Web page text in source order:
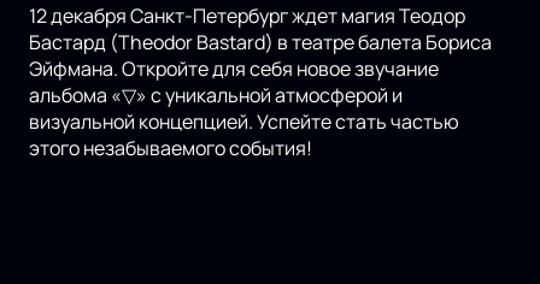
12 декабря Санкт-Петербург ждет магия Теодор
Бастард (Theodor Bastard) в театре балета Бориса
Эйфмана. Откройте для себя новое звучание
альбома «▽» с уникальной атмосферой и
визуальной концепцией. Успейте стать частью
этого незабываемого события!